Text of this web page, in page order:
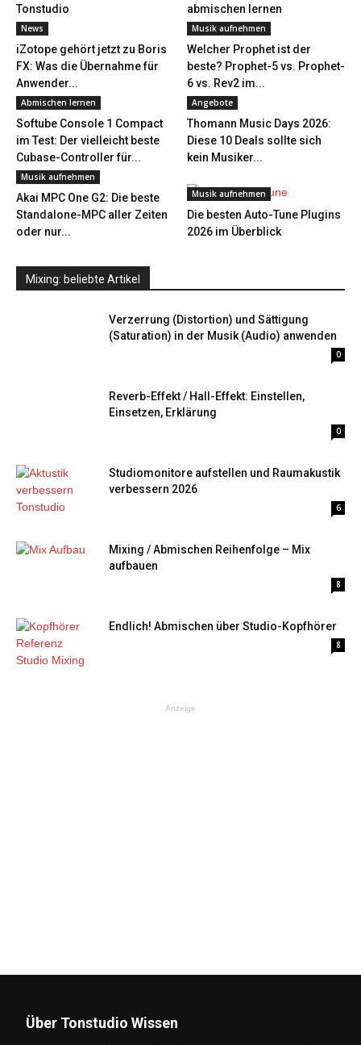
Tonstudio
abmischen lernen
News
iZotope gehört jetzt zu Boris
FX: Was die Übernahme für
Anwender...
Musik aufnehmen
Welcher Prophet ist der
beste? Prophet-5 vs. Prophet-
6 vs. Rev2 im...
Abmischen lernen
Softube Console 1 Compact
im Test: Der vielleicht beste
Cubase-Controller für...
Angebote
Thomann Music Days 2026:
Diese 10 Deals sollte sich
kein Musiker...
Musik aufnehmen
Akai MPC One G2: Die beste
Standalone-MPC aller Zeiten
oder nur...
Musik aufnehmen
Die besten Auto-Tune Plugins
2026 im Überblick
Mixing: beliebte Artikel
Verzerrung (Distortion) und Sättigung
(Saturation) in der Musik (Audio) anwenden
0
Reverb-Effekt / Hall-Effekt: Einstellen,
Einsetzen, Erklärung
0
Studiomonitore aufstellen und Raumakustik
verbessern 2026
6
Mixing / Abmischen Reihenfolge – Mix
aufbauen
8
Endlich! Abmischen über Studio-Kopfhörer
8
Anzeige
Über Tonstudio Wissen